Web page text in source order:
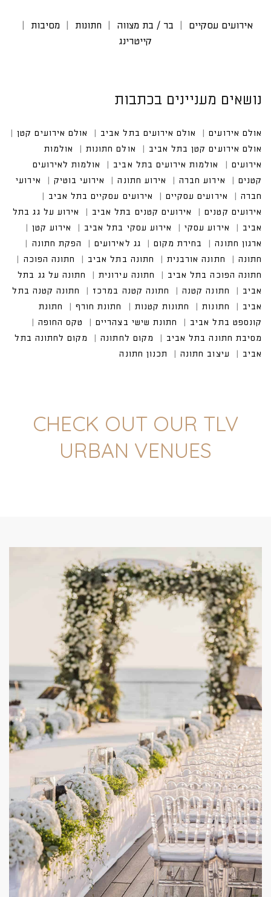
אירועים עסקיים בר / בת מצווה חתונות
מסיבות
קייטרינג
נושאים מעניינים בכתבות
אולם אירועים אולם אירועים בתל אביב
אולם אירועים קטן
אולם אירועים קטן בתל אביב
אולם חתונות
אולמות אירו
עים
אולמות אירועים בתל אביב
אולמות לאירועים קטנים
אירוע חברה
אירוע חתונה
אירועי בוטיק
אירועים עסקיים
אירועים עסקיים בתל אביב
אירועים קטנים בתל אביב
אירוע על גג בתל אביב
אירוע עסקי בתל אביב
CHECK OUT OUR TLV
URBAN VENUES